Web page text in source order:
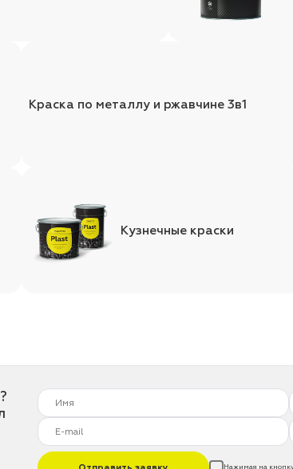
Краска по металлу и ржавчине 3в1
Кузнечные краски
Нажимая на